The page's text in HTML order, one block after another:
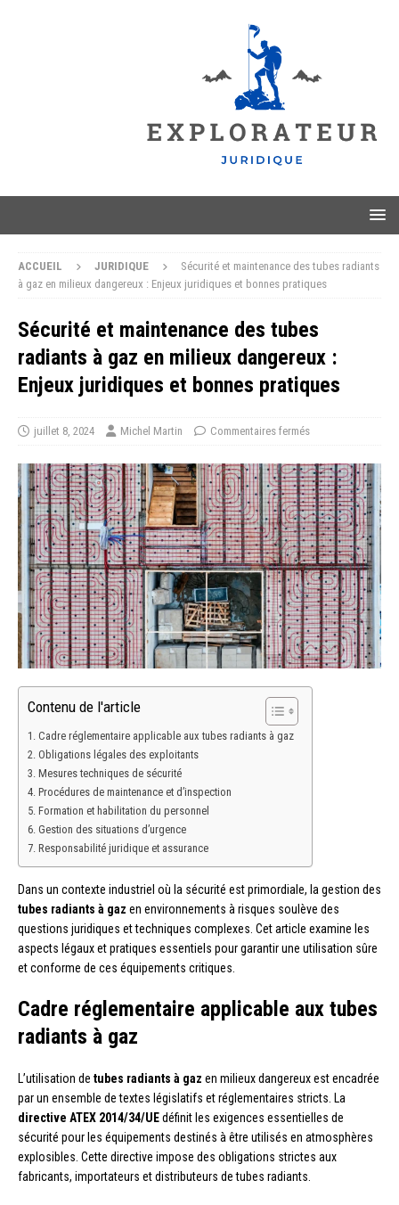
ACCUEIL JURIDIQUE
Sécurité et maintenance des tubes radiants
à gaz en milieux dangereux : Enjeux juridiques et bonnes pratiques
Sécurité et maintenance des tubes
radiants à gaz en milieux dangereux :
Enjeux juridiques et bonnes pratiques
juillet 8, 2024 Michel Martin Commentaires fermés
Contenu de l'article
Cadre réglementaire applicable aux tubes radiants à gaz
Obligations légales des exploitants
Mesures techniques de sécurité
Procédures de maintenance et d’inspection
Formation et habilitation du personnel
Gestion des situations d’urgence
Responsabilité juridique et assurance
Dans un contexte industriel où la sécurité est primordiale, la gestion des
tubes radiants à gaz en environnements à risques soulève des
questions juridiques et techniques complexes. Cet article examine les
aspects légaux et pratiques essentiels pour garantir une utilisation sûre
et conforme de ces équipements critiques.
Cadre réglementaire applicable aux tubes
radiants à gaz
L’utilisation de tubes radiants à gaz en milieux dangereux est encadrée
par un ensemble de textes législatifs et réglementaires stricts. La
directive ATEX 2014/34/UEdéfinit les exigences essentielles de
sécurité pour les équipements destinés à être utilisés en atmosphères
explosibles. Cette directive impose des obligations strictes aux
fabricants, importateurs et distributeurs de tubes radiants.